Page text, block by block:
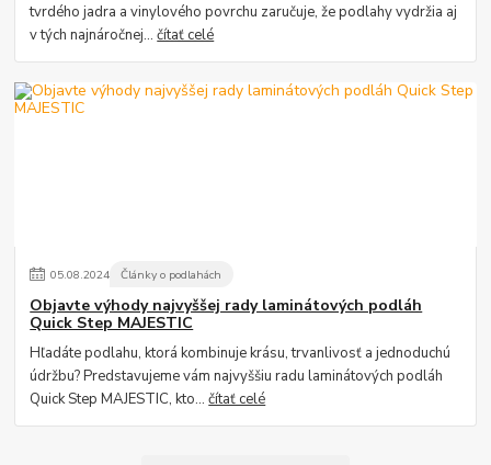
tvrdého jadra a vinylového povrchu zaručuje, že podlahy vydržia aj
v tých najnáročnej...čítať celé
05.08.2024 Články o podlahách
Objavte výhody najvyššej rady laminátových podláh
Quick Step MAJESTIC
Hľadáte podlahu, ktorá kombinuje krásu, trvanlivosť a jednoduchú
údržbu? Predstavujeme vám najvyššiu radu laminátových podláh
Quick Step MAJESTIC, kto...čítať celé